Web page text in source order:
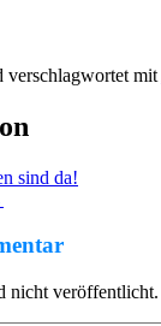
verschlagwortet mit
sind da!
nicht veröffentlicht.